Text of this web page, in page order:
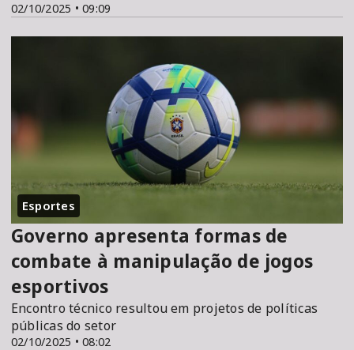
02/10/2025 • 09:09
Esportes
02/10/2025 • 08:02
Governo apresenta formas de
combate à manipulação de jogos
esportivos
Encontro técnico resultou em projetos de políticas
públicas do setor